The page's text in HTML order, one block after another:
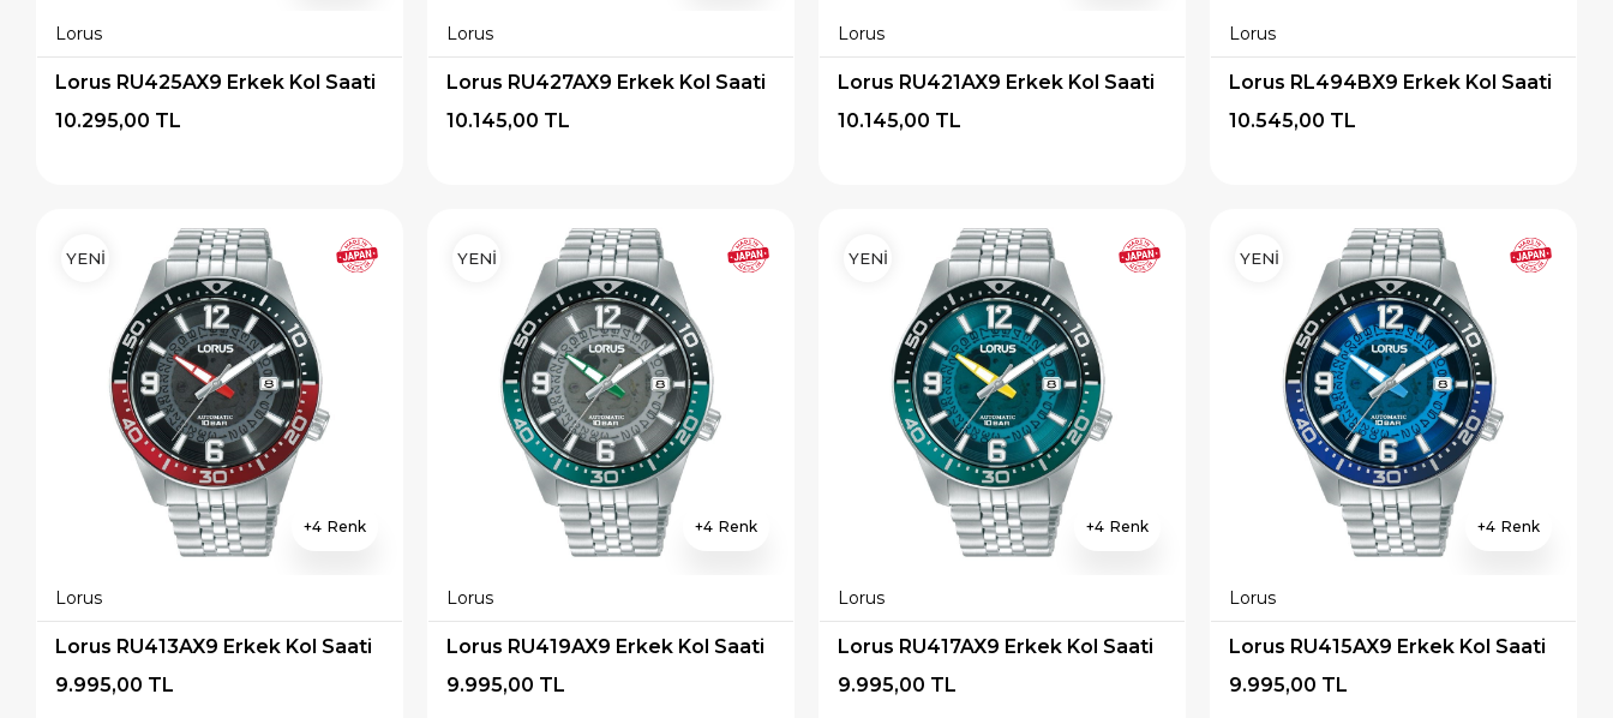
Lorus
Lorus RU425AX9 Erkek Kol Saati
10.295,00 TL
Lorus
Lorus RU427AX9 Erkek Kol Saati
10.145,00 TL
Lorus
Lorus RU421AX9 Erkek Kol Saati
10.145,00 TL
Lorus
Lorus RL494BX9 Erkek Kol Saati
10.545,00 TL
4
Lorus
Lorus RU413AX9 Erkek Kol Saati
9.995,00 TL
YENİ
4
Lorus
Lorus RU419AX9 Erkek Kol Saati
9.995,00 TL
YENİ
4
Lorus
Lorus RU417AX9 Erkek Kol Saati
9.995,00 TL
YENİ
4
Lorus
Lorus RU415AX9 Erkek Kol Saati
9.995,00 TL
YENİ